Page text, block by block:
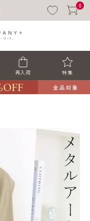
0
再入荷 特集